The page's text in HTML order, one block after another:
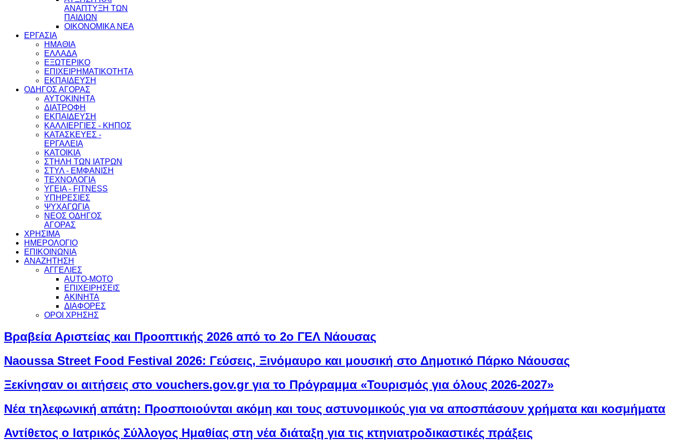
ΑΝΑΠΤΥΞΗ ΤΩΝ
ΠΑΙΔΙΩΝ
ΟΙΚΟΝΟΜΙΚΑ ΝΕΑ
ΕΡΓΑΣΙΑ
ΗΜΑΘΙΑ
ΕΛΛΑΔΑ
ΕΞΩΤΕΡΙΚΟ
ΕΠΙΧΕΙΡΗΜΑΤΙΚΟΤΗΤΑ
ΕΚΠΑΙΔΕΥΣΗ
ΟΔΗΓΟΣ ΑΓΟΡΑΣ
ΑΥΤΟΚΙΝΗΤΑ
ΔΙΑΤΡΟΦΗ
ΕΚΠΑΙΔΕΥΣΗ
ΚΑΛΛΙΕΡΓΙΕΣ - ΚΗΠΟΣ
ΚΑΤΑΣΚΕΥΕΣ -
ΕΡΓΑΛΕΙΑ
ΚΑΤΟΙΚΙΑ
ΣΤΗΛΗ ΤΩΝ ΙΑΤΡΩΝ
ΣΤΥΛ - ΕΜΦΑΝΙΣΗ
ΤΕΧΝΟΛΟΓΙΑ
ΥΓΕΙΑ - FITNESS
ΥΠΗΡΕΣΙΕΣ
ΨΥΧΑΓΩΓΙΑ
ΝΕΟΣ ΟΔΗΓΟΣ
ΑΓΟΡΑΣ
ΧΡΗΣΙΜΑ
ΗΜΕΡΟΛΟΓΙΟ
ΕΠΙΚΟΙΝΩΝΙΑ
ΑΝΑΖΗΤΗΣΗ
ΑΓΓΕΛΙΕΣ
AUTO-MOTO
ΕΠΙΧΕΙΡΗΣΕΙΣ
ΑΚΙΝΗΤΑ
ΔΙΑΦΟΡΕΣ
ΟΡΟΙ ΧΡΗΣΗΣ
Βραβεία Αριστείας και Προοπτικής 2026 από το 2ο ΓΕΛ Νάουσας
Naoussa Street Food Festival 2026: Γεύσεις, Ξινόμαυρο και μουσική στο Δημοτικό Πάρκο Νάουσας
Ξεκίνησαν οι αιτήσεις στο vouchers.gov.gr για το Πρόγραμμα «Τουρισμός για όλους 2026-2027»
Νέα τηλεφωνική απάτη: Προσποιούνται ακόμη και τους αστυνομικούς για να αποσπάσουν χρήματα και κοσμήματα
Αντίθετος ο Ιατρικός Σύλλογος Ημαθίας στη νέα διάταξη για τις κτηνιατροδικαστικές πράξεις